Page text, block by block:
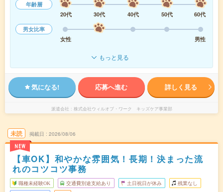
年齢層
20代
30代 40代 50代
60代
男女比率
女性
男性
もっと見る
気になる! 応募へ進む 詳しく見る
派遣会社 株式会社ウィルオブ・ワーク キッズケア事業部
未読
NEW
掲載日 2026/08/06
【車OK】和やかな雰囲気！長期！決まった流
れのコツコツ事務
職種未経験OK 交通費別途支給あり 土日祝日が休み 残業なし